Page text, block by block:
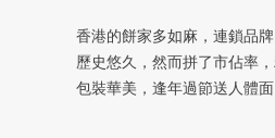
香港的餅家多如麻，連鎖品牌
歷史悠久，然而拼了市佔率
包裝華美，逢年過節送人體